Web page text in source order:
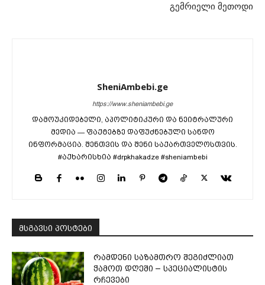
გემრიელი მეთოდი
SheniAmbebi.ge
https://www.sheniambebi.ge
დამოუკიდებელი, აპოლიტიკური და ნეიტრალური
მედია — ფაქტებზე დაფუძნებული სანდო
ინფორმაცია. შენთვის და შენი საქართველოსთვის.
#აქხარისხია #drpkhakadze #sheniambebi
მსგავსი პოსტები
რამდენი საზამთრო შეგიძლიათ
ჭამოთ დღეში – სპეციალისტის
რჩევები